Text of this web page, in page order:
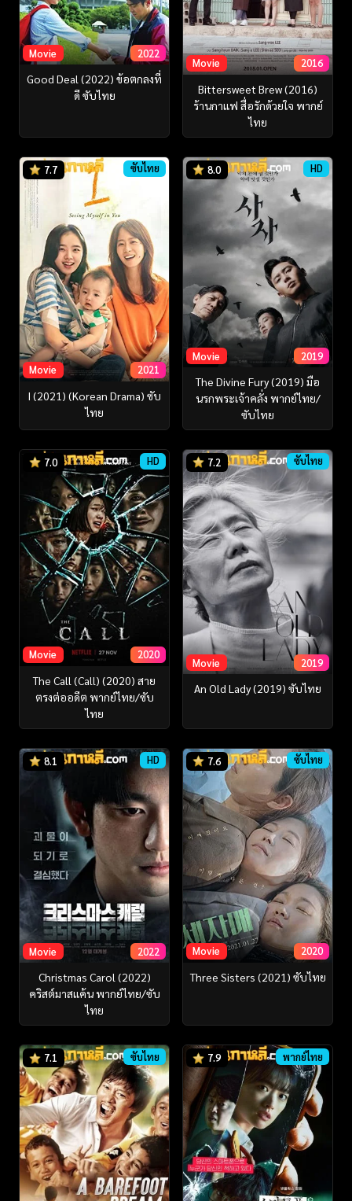
Movie 2022
Good Deal (2022) ข้อตกลงที่
ดี ซับไทย
Movie 2016
Bittersweet Brew (2016)
ร้านกาแฟ สื่อรักด้วยใจ พากย์
ไทย
7.7 ซับไทย
Movie 2021
I (2021) (Korean Drama) ซับ
ไทย
8.0 HD
Movie 2019
The Divine Fury (2019) มือ
นรกพระเจ้าคลั่ง พากย์ไทย/
ซับไทย
7.0 HD
Movie 2020
The Call (Call) (2020) สาย
ตรงต่ออดีต พากย์ไทย/ซับ
ไทย
7.2 ซับไทย
Movie 2019
An Old Lady (2019) ซับไทย
8.1 HD
Movie 2022
Christmas Carol (2022)
คริสต์มาสแค้น พากย์ไทย/ซับ
ไทย
7.6 ซับไทย
Movie 2020
Three Sisters (2021) ซับไทย
7.1 ซับไทย 7.9 พากย์ไทย